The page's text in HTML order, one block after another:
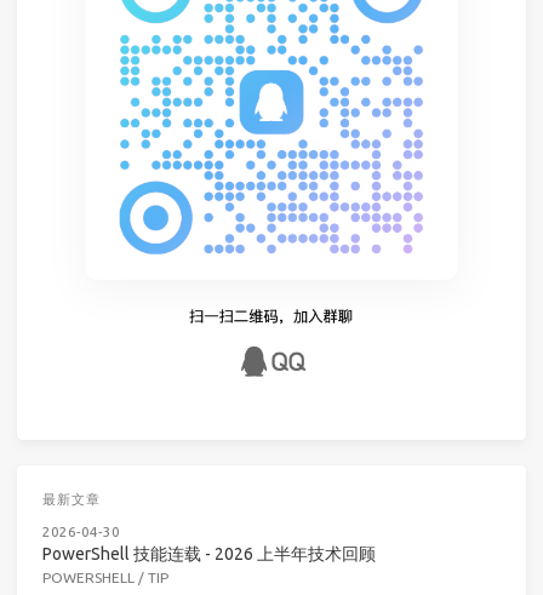
最新文章
2026-04-30
PowerShell 技能连载 - 2026 上半年技术回顾
POWERSHELL / TIP